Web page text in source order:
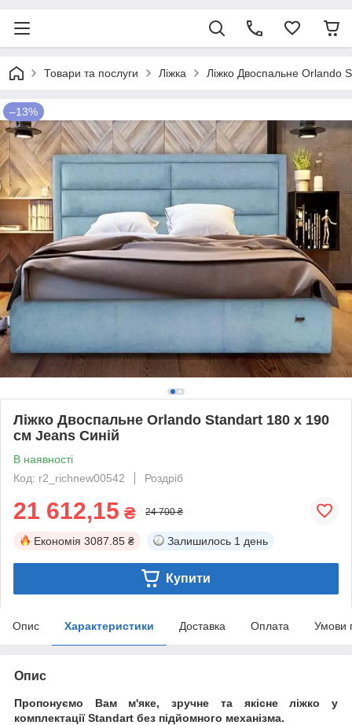
Товари та послуги Ліжка Ліжко Двоспальне Orlando
–13%
Ліжко Двоспальне Orlando Standart 180 х 190
см Jeans Синій
В наявності
Код: r2_richnew00542
Роздріб
21 612,15 ₴ 24 700 ₴
Економія 3087.85 ₴ Залишилось 1 день
Купити
Опис Характеристики Доставка Оплата Умови
Опис
Пропонуємо Вам м'яке, зручне та якiсне ліжко у
комплектації Standart без підйомного механізма.